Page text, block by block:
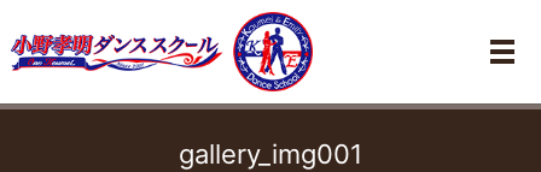
メ
gallery_img001